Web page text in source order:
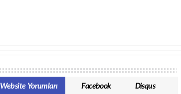
Website Yorumları
Facebook Disqus